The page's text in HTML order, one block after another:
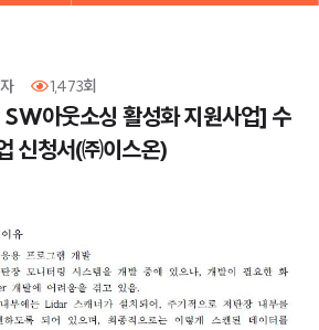
1,473회
SW아웃소싱 활성화 지원사업] 수
신청서(㈜이스온)